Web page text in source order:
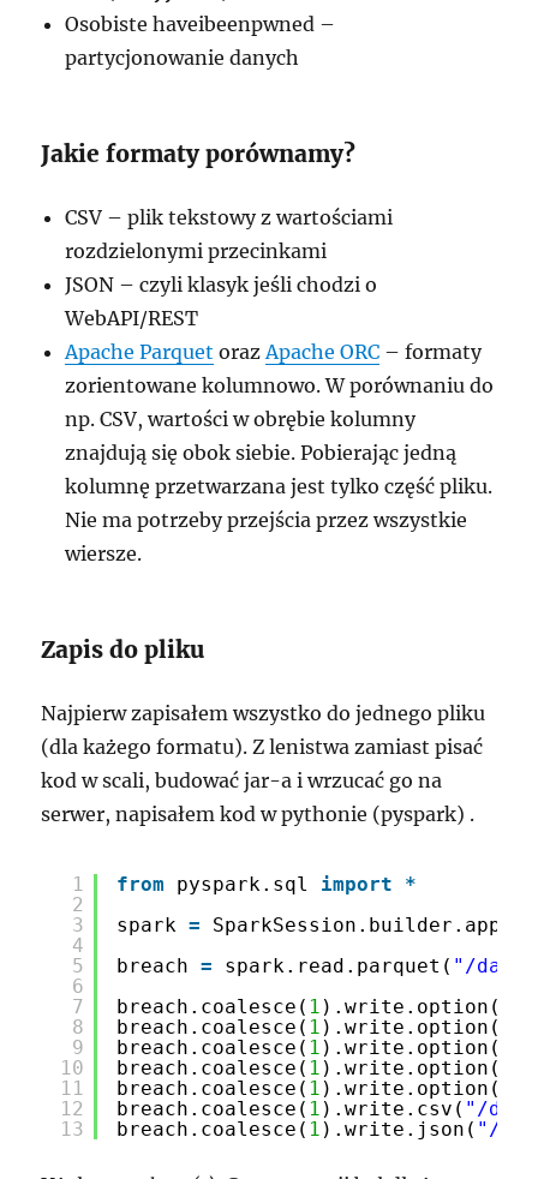
Osobiste haveibeenpwned –
partycjonowanie danych
Jakie formaty porównamy?
CSV – plik tekstowy z wartościami
rozdzielonymi przecinkami
JSON – czyli klasyk jeśli chodzi o
WebAPI/REST
Apache Parquet orazApache ORC – formaty
zorientowane kolumnowo. W porównaniu do
np. CSV, wartości w obrębie kolumny
znajdują się obok siebie. Pobierając jedną
kolumnę przetwarzana jest tylko część pliku.
Nie ma potrzeby przejścia przez wszystkie
wiersze.
Zapis do pliku
Najpierw zapisałem wszystko do jednego pliku
(dla każego formatu). Z lenistwa zamiast pisać
kod w scali, budować jar-a i wrzucać go na
serwer, napisałem kod w pythonie (pyspark) .
1
2
3
4
5
6
7
8
9
10
11
12
13
from pyspark.sql import
*
spark =
breach = spark.read.parquet( "/data/
breach.coalesce( 1 ).write.option(
breach.coalesce( 1 ).write.option(
breach.coalesce( 1 ).write.option(
breach.coalesce( 1 ).write.option(
breach.coalesce( 1 ).write.option(
breach.coalesce( 1 ).write.csv( "/
breach.coalesce( 1 ).write.json( "/